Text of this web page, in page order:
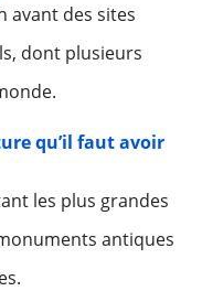
avant des sites
dont plusieurs
qu’il faut avoir
les plus grandes
antiques